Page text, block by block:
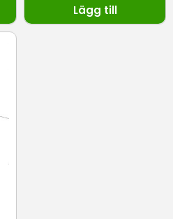
Lägg till